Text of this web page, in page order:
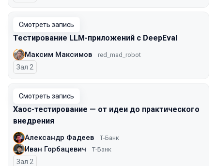
Смотреть запись
Тестирование LLM-приложений с DeepEval
Максим Максимов red_mad_robot
Зал 2
Смотреть запись
Хаос-тестирование — от идеи до практического
внедрения
Александр Фадеев Т-Банк
Иван Горбацевич Т-Банк
Зал 2